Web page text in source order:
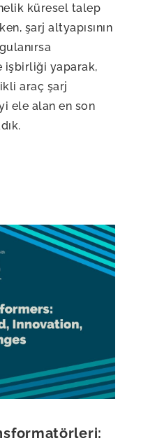
küresel talep
şarj altyapısının
işbirliği yaparak,
araç şarj
ele alan en son